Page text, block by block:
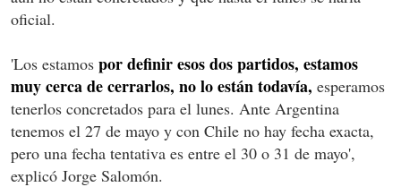
oficial.
'Los estamos por definir esos dos partidos, estamos
muy cerca de cerrarlos, no lo están todavía, esperamos
tenerlos concretados para el lunes. Ante Argentina
tenemos el 27 de mayo y con Chile no hay fecha exacta,
pero una fecha tentativa es entre el 30 o 31 de mayo',
explicó Jorge Salomón.